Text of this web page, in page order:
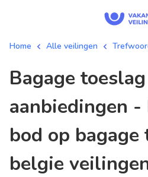
Home Alle veilingen
bagage toeslag belgie /
aanbiedingen -
bod op bagage
belgie